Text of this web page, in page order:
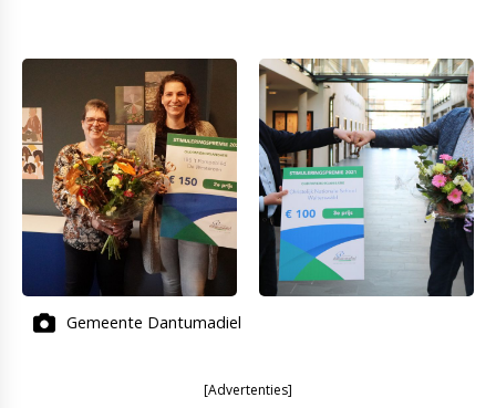
Gemeente Dantumadiel
[Advertenties]